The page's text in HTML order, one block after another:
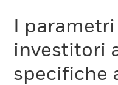
I
investitori
specifiche